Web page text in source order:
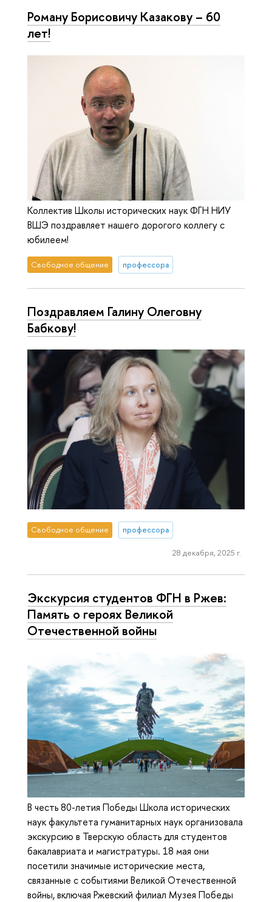
Роману Борисовичу Казакову – 60
лет!
Коллектив Школы исторических наук ФГН НИУ
ВШЭ поздравляет нашего дорогого коллегу с
юбилеем!
Свободное общение профессора
Поздравляем Галину Олеговну
Бабкову!
Свободное общение профессора
28 декабря, 2025 г.
Экскурсия студентов ФГН в Ржев:
Память о героях Великой
Отечественной войны
В честь 80-летия Победы Школа исторических
наук факультета гуманитарных наук организовала
экскурсию в Тверскую область для студентов
бакалавриата и магистратуры. 18 мая они
посетили значимые исторические места,
связанные с событиями Великой Отечественной
войны, включая Ржевский филиал Музея Победы